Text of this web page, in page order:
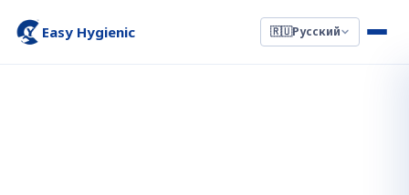
Easy Hygienic 🇷🇺Русский